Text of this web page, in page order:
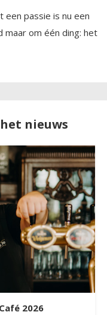
passie is nu een
maar om één ding: het
nieuws
2026